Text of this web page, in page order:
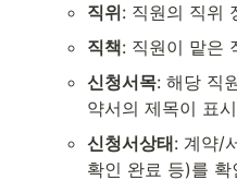
직위: 직원의 직위
직책: 직원이 맡은
신청서목: 해당 직
약서의 제목이 표
신청서상태: 계약/
확인 완료 등)를